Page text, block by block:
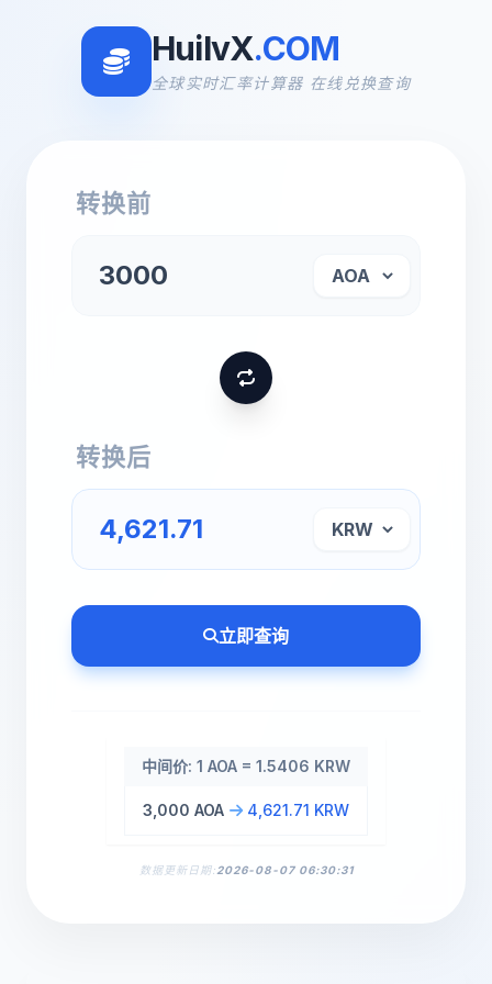
HuilvX.COM
全球实时汇率计算器 在线兑换查询
转换前
转换后
立即查询
中间价: 1 AOA = 1.5406 KRW
3,000 AOA 4,621.71 KRW
数据更新日期:2026-08-07 06:30:31